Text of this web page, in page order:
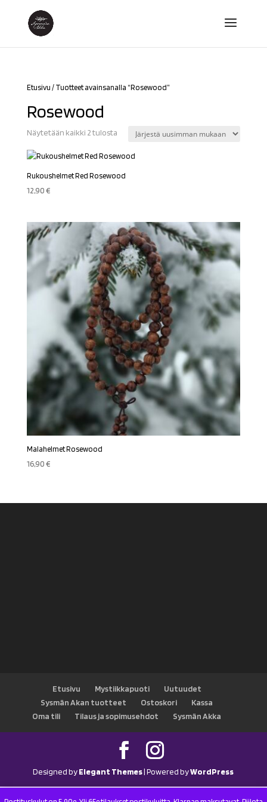
Etusivu / Tuotteet avainsanalla “Rosewood”
Rosewood
Näytetään kaikki 2 tulostaSorted
latest
Rukoushelmet Red Rosewood
12,90€
Malahelmet Rosewood
16,90€
Etusivu Mystiikkapuoti
Uutuudet
Sysmän Akan tuotteet
Ostoskori
Kassa
Oma tili
Tilaus ja sopimusehdot Sysmän Akka
Designed byElegant Themes| Powered byWordPress